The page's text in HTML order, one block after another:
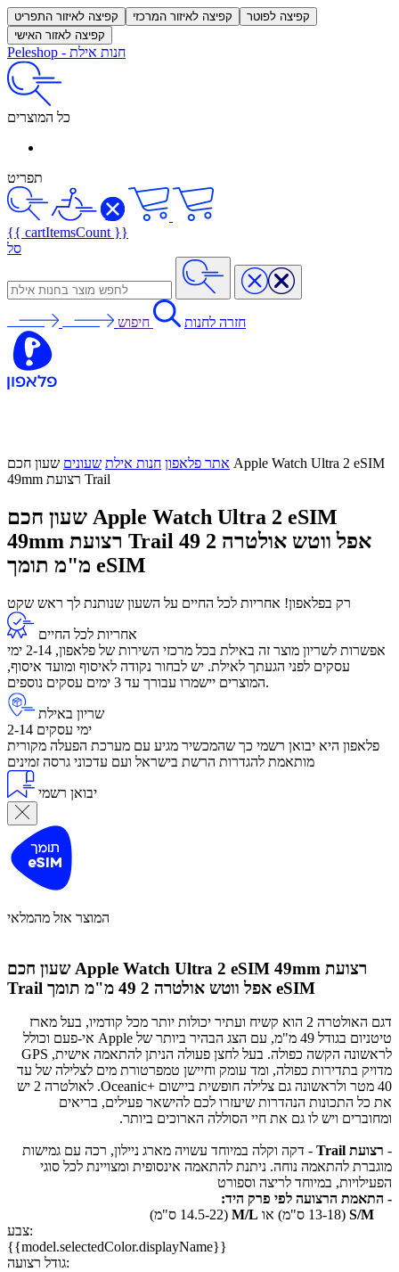
קפיצה לאיזור התפריט קפיצה לאיזור המרכזי
קפיצה לפוטר
קפיצה לאזור האישי
Peleshop - חנות אילת
כל המוצרים
תפריט
{{ cartItemsCount }}
סל
חזרה לחנות חיפוש
אתר פלאפון חנות אילת שעונים שעון חכם Apple Watch Ultra 2 eSIM
49mm רצועת Trail
שעון חכם Apple Watch Ultra 2 eSIM
49mm רצועת Trail אפל ווטש אולטרה 2 49
מ"מ תומך eSIM
רק בפלאפון! אחריות לכל החיים על השעון שנותנת לך ראש שקט
אחריות לכל החיים
אפשרות לשריון מוצר זה באילת בכל מרכזי השירות של פלאפון, 2-14 ימי
עסקים לפני הגעתך לאילת. יש לבחור נקודה לאיסוף ומועד איסוף,
המוצרים יישמרו עבורך עד 3 ימים עסקים נוספים.
שריון באילת
2-14 ימי עסקים
פלאפון היא יבואן רשמי כך שהמכשיר מגיע עם מערכת הפעלה מקורית
מותאמת להגדרות הרשת בישראל ועם עדכוני גרסה זמינים
יבואן רשמי
המוצר אזל מהמלאי
שעון חכם Apple Watch Ultra 2 eSIM 49mm רצועת
Trail
אפל ווטש אולטרה 2 49 מ"מ תומך eSIM
דגם האולטרה 2 הוא קשיח ועתיר יכולות יותר מכל קודמיו, בעל מארז
טיטניום בגודל 49 מ"מ, עם הצג הבהיר ביותר של Apple אי-פעם וכולל
לראשונה הקשה כפולה. בעל לחצן פעולה הניתן להתאמה אישית, GPS
מדויק בתדירות כפולה, ומד עומק וחיישן טמפרטורת מים לצלילה של עד
40 מטר ולראשונה גם צלילה חופשית ביישום +Oceanic. לאולטרה 2 יש
את כל התכונות הנהדרות שיעזרו לכם להישאר פעילים, בריאים
ומחוברים ויש לו גם את חיי הסוללה הארוכים ביותר.
- רצועת Trail
- דקה וקלה במיוחד עשויה מארג ניילון, רכה עם גמישות
מוגברת להתאמה נוחה. ניתנת להתאמה אינסופית ומצויינת לכל סוגי
הפעילויות, במיוחד לריצה וספורט
- התאמת הרצועה לפי פרק היד:
(13-18 ס"מ) או M/L (14.5-22 ס"מ)
צבע:
{{model.selectedColor.displayName}}
גודל רצועה: